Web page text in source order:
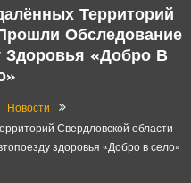
Территорий
Обследование
Здоровья «Добро В
Новости
Свердловской области
здоровья «Добро в село»